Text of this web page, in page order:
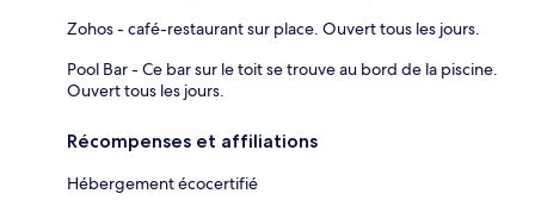
Zohos - café-restaurant sur place. Ouvert tous les jours.
Pool Bar - Ce bar sur le toit se trouve au bord de la piscine.
Ouvert tous les jours.
Récompenses et affiliations
Hébergement écocertifié